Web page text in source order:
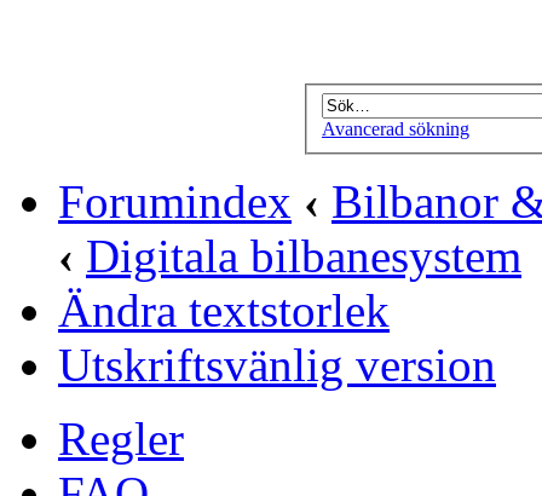
Avancerad sökning
Forumindex ‹ Bilbanor
‹ Digitala bilbanesystem
Ändra textstorlek
Utskriftsvänlig version
Regler